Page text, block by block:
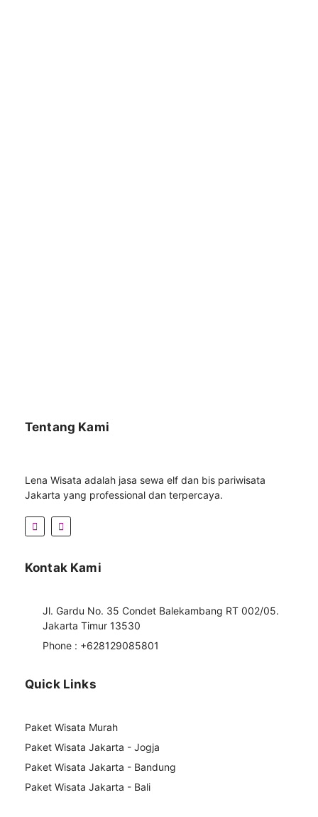
Tentang Kami
Lena Wisata adalah jasa sewa elf dan bis pariwisata
Jakarta yang professional dan terpercaya.
Kontak Kami
Jl. Gardu No. 35 Condet Balekambang RT 002/05.
Jakarta Timur 13530
Phone : +628129085801
Quick Links
Paket Wisata Murah
Paket Wisata Jakarta - Jogja
Paket Wisata Jakarta - Bandung
Paket Wisata Jakarta - Bali